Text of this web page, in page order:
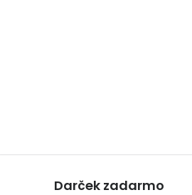
Darček zadarmo